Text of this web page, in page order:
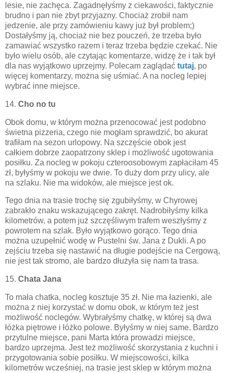
lesie, nie zachęca. Zagadnęłyśmy z ciekawości, faktycznie
brudno i pan nie zbyt przyjazny. Chociaż zrobił nam
jedzenie, ale przy zamówieniu kawy już był problem;)
Dostałyśmy ją, chociaż nie bez pouczeń, że trzeba było
zamawiać wszystko razem i teraz trzeba będzie czekać. Nie
było wielu osób, ale czytając komentarze, widzę że i tak był
dla nas wyjątkowo uprzejmy. Polecam zaglądać tutaj, po
więcej komentarzy, można się uśmiać. A na nocleg lepiej
wybrać inne miejsce.
14. Cho no tu
Obok domu, w którym można przenocować jest podobno
świetna pizzeria, czego nie mogłam sprawdzić, bo akurat
trafiłam na sezon urlopowy. Na szczęście obok jest
całkiem dobrze zaopatrzony sklep i możliwość ugotowania
posiłku. Za nocleg w pokoju czteroosobowym zapłaciłam 45
zł, byłyśmy w pokoju we dwie. To duży dom przy ulicy, ale
na szlaku. Nie ma widoków, ale miejsce jest ok.
Tego dnia na trasie trochę się zgubiłyśmy, w Chyrowej
zabrakło znaku wskazującego zakręt. Nadrobiłyśmy kilka
kilometrów, a potem już szczęśliwym trafem weszłyśmy z
powrotem na szlak. Było wyjątkowo gorąco. Tego dnia
można uzupełnić wodę w Pustelni św. Jana z Dukli. A po
zejściu trzeba się nastawić na długie podejście na Cergową,
nie jest tak stromo, ale bardzo dłużyła się nam ta trasa.
15. Chata Jana
To mała chatka, nocleg kosztuje 35 zł. Nie ma łazienki, ale
można z niej korzystać w domu obok, w którym też jest
możliwość noclegów. Wybrałyśmy chatkę, w której są dwa
łóżka piętrowe i łóżko polowe. Byłyśmy w niej same. Bardzo
przytulne miejsce, pani Marta która prowadzi miejsce,
bardzo uprzejma. Jest też możliwość skorzystania z kuchni i
przygotowania sobie posiłku. W miejscowości, kilka
kilometrów wcześniej, na trasie jest sklep w którym można